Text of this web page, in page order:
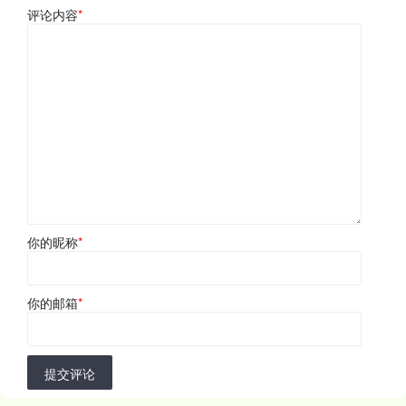
评论内容*
你的昵称*
你的邮箱*
提交评论